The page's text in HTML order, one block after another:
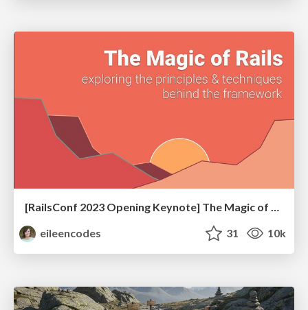
[RailsConf 2023 Opening Keynote] The Magic of Rails
eileencodes
31 10k